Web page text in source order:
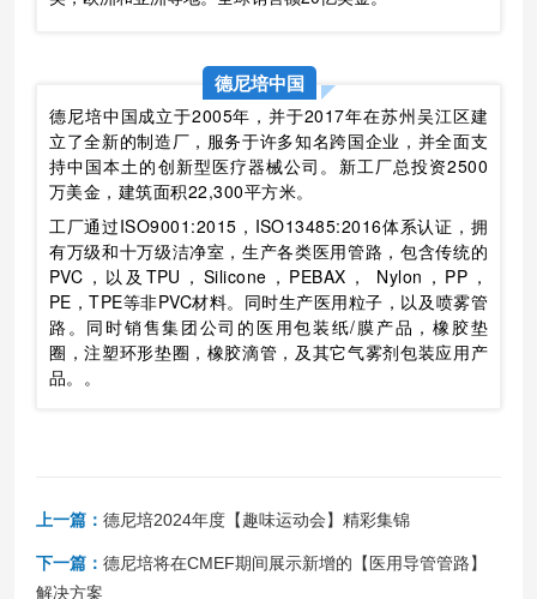
德尼培中国
德尼培中国成立于2005年，并于2017年在苏州吴江区建
立了全新的制造厂，服务于许多知名跨国企业，并全面支
持中国本土的创新型医疗器械公司。新工厂总投资2500
万美金，建筑面积22,300平方米。
工厂通过ISO9001:2015，ISO13485:2016体系认证，拥
有万级和十万级洁净室，生产各类医用管路，包含传统的
PVC，以及TPU，Silicone，PEBAX， Nylon，PP，
PE，TPE等非PVC材料。同时生产医用粒子，以及喷雾管
路。同时销售集团公司的医用包装纸/膜产品，橡胶垫
圈，注塑环形垫圈，橡胶滴管，及其它气雾剂包装应用产
品。。
上一篇： 德尼培2024年度【趣味运动会】精彩集锦
下一篇： 德尼培将在CMEF期间展示新增的【医用导管管路】
解决方案